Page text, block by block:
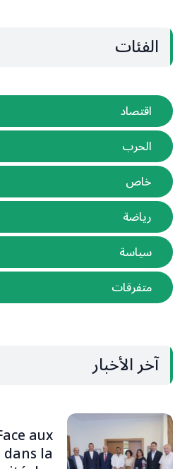
الفئات
اقتصاد
الحرب
خاص
رياضة
سياسة
متفرقات
آخر الأخبار
aux
la